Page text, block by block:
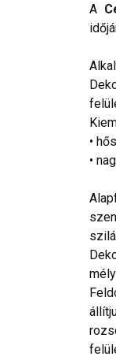
A
•
•